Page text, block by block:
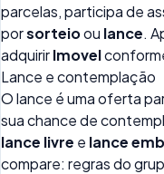
parcelas, participa de
porsorteioou lance.
adquirirImovel
Lance e contemplação
O lance é uma oferta
sua chance de
lance livre e lance
compare: regras do